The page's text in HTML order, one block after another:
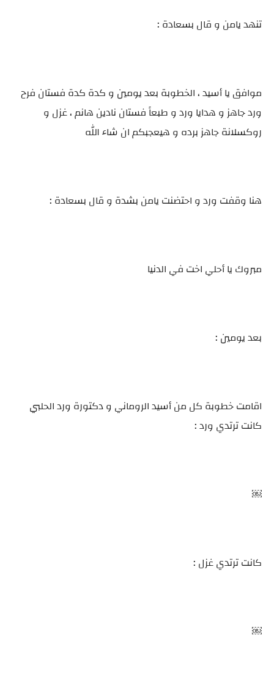
تنهد يامن و قال بسعادة :
موافق يا أسيد ، الخطوبة بعد يومين و كدة كدة فستان فرح
ورد جاهز و هدايا ورد و طبعاً فستان نادين هانم ، غزل و
روكسلانة جاهز برده و هيعجبكم ان شاء الله
هنا وقفت ورد و احتضنت يامن بشدة و قال بسعادة :
مبروك يا أحلي اخت في الدنيا
بعد يومين :
اقامت خطوبة كل من أسيد الروماني و دكتورة ورد الحلبي
كانت ترتدي ورد :
￼
كانت ترتدي غزل :
￼